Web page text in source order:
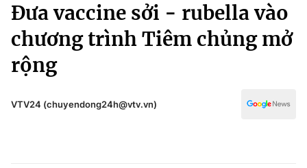
Chuyên mục
Chính trị
Pháp luật
Thể thao
Truyền hình
Văn hóa - Giải trí
Đời sống
Đưa vaccine sởi - rubella vào
chương trình Tiêm chủng mở
rộng
VTV24 (chuyendong24h@vtv.vn)